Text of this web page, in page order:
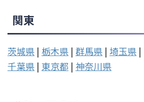
関東
茨城県 | 栃木県 | 群馬県 | 埼玉県 |
千葉県 | 東京都 | 神奈川県